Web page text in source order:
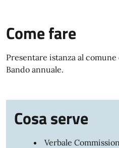
Come fare
Presentare istanza al
Bando annuale.
Cosa serve
Verbale